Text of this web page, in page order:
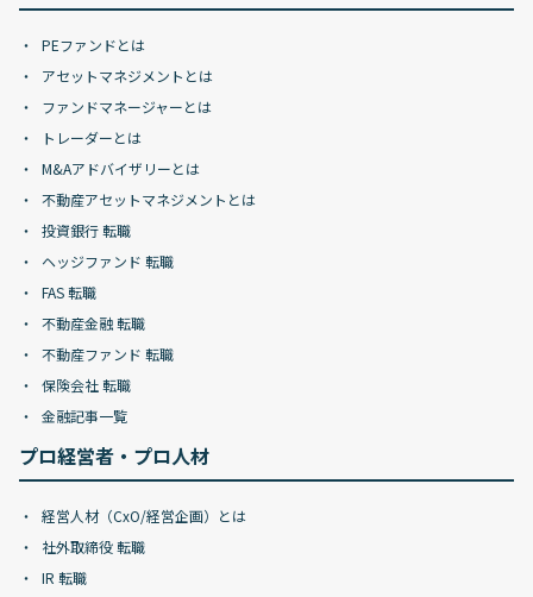
PEファンドとは
アセットマネジメントとは
ファンドマネージャーとは
トレーダーとは
M&Aアドバイザリーとは
不動産アセットマネジメントとは
投資銀行 転職
ヘッジファンド 転職
FAS 転職
不動産金融 転職
不動産ファンド 転職
保険会社 転職
金融記事一覧
プロ経営者・プロ人材
経営人材（CxO/経営企画）とは
社外取締役 転職
IR 転職